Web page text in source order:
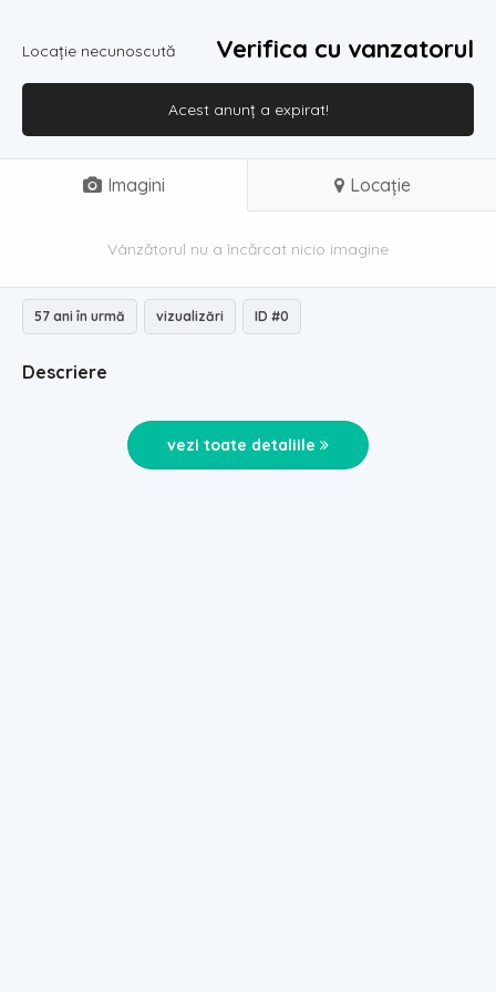
Locație necunoscută Verifica cu vanzatorul
Acest anunț a expirat!
Imagini Locație
Vânzătorul nu a încărcat nicio imagine
57 ani în urmă vizualizări ID #0
Descriere
vezi toate detaliile